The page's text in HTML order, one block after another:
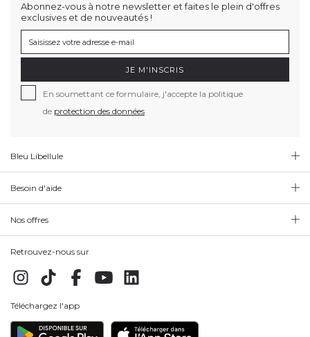
Abonnez-vous à notre newsletter et faites le plein d'offres
exclusives et de nouveautés !
JE M'INSCRIS
En soumettant ce formulaire, j'accepte la politique
de protection des données
Bleu Libellule
Besoin d'aide
Nos offres
Retrouvez-nous sur
Téléchargez l'app